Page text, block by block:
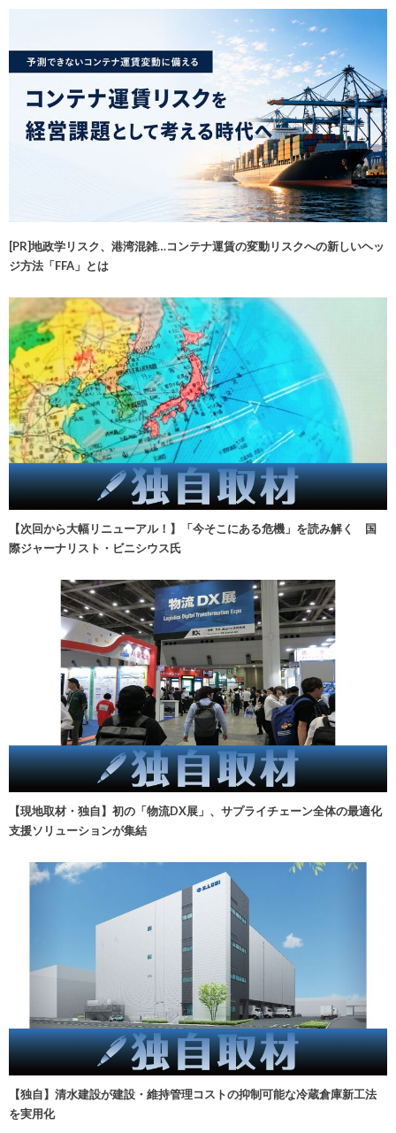
[PR]地政学リスク、港湾混雑…コンテナ運賃の変動リスクへの新しいヘッ
ジ方法「FFA」とは
【次回から大幅リニューアル！】「今そこにある危機」を読み解く 国
際ジャーナリスト・ビニシウス氏
【現地取材・独自】初の「物流DX展」、サプライチェーン全体の最適化
支援ソリューションが集結
【独自】清水建設が建設・維持管理コストの抑制可能な冷蔵倉庫新工法
を実用化